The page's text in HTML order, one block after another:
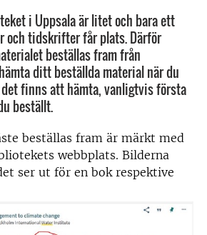
i Uppsala är litet och bara ett
och tidskrifter får plats. Därför
beställas fram från
ditt beställda material när du
finns att hämta, vanligtvis första
beställt.
beställas fram är märkt med
webbplats. Bilderna
ser ut för en bok respektive